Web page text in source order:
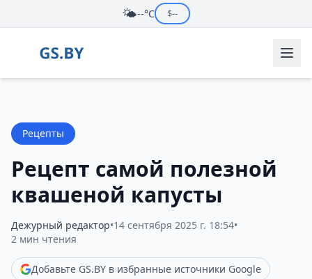
🌤️--°C $--
Рецепты
Рецепт самой полезной
квашеной капусты
Дежурный редактор•14 сентября 2025 г. 18:54•
2 мин чтения
Добавьте GS.BY в избранные источники Google